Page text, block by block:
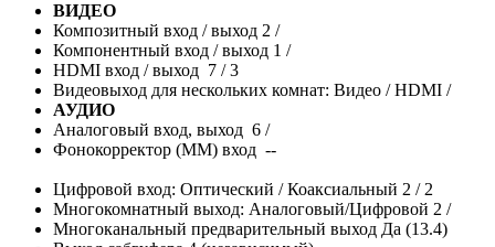
ВИДЕО
Композитный вход / выход 2 /
Компонентный вход / выход 1 /
HDMI вход / выход 7 / 3
Видеовыход для нескольких комнат: Видео / HDMI /
АУДИО
Аналоговый вход, выход 6 /
Фонокорректор (MM) вход --
Цифровой вход: Оптический / Коаксиальный 2 / 2
Многокомнатный выход: Аналоговый/Цифровой 2 /
Многоканальный предварительный выход Да (13.4)